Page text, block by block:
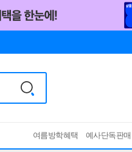
여름방학혜택 예사단독판매